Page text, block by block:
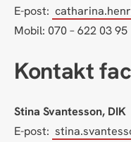
E-post:
Mobil: 070 – 622 03 95
Kontakt
Stina Svantesson, DIK
E-post: